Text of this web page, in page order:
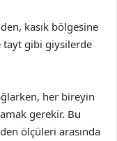
kasık bölgesine
tayt gibi giysilerde
her bireyin
gerekir. Bu
ölçüleri arasında